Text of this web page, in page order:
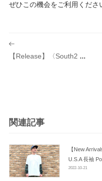
ぜひこの機会をご利用くださ
投
稿
シ
ン
【Release】〈South2 West8（サウスツー ウエストエイト）〉別注 Center Seam Pant Color Poplin 発売のお知らせ
関連記事
【New
U.S.A 長袖
2022-10-21